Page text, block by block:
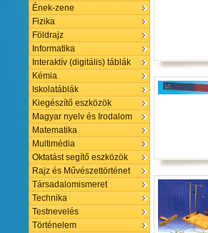
Ének-zene
Fizika
Földrajz
Informatika
Interaktív (digitális) táblák
Kémia
Iskolatáblák
Kiegészítő eszközök
Magyar nyelv és Irodalom
Matematika
Multimédia
Oktatást segítő eszközök
Rajz és Művészettörténet
Társadalomismeret
Technika
Testnevelés
Történelem